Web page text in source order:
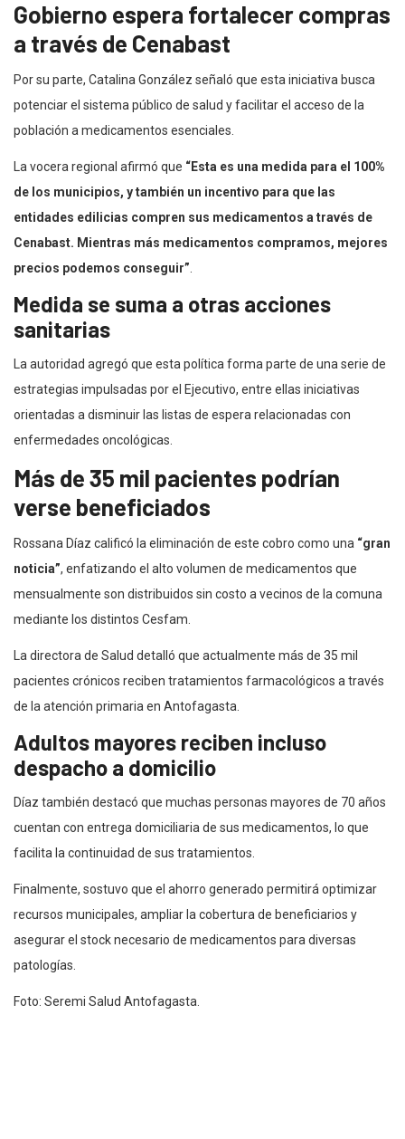
Gobierno espera fortalecer compras
a través de Cenabast
Por su parte, Catalina González señaló que esta iniciativa busca
potenciar el sistema público de salud y facilitar el acceso de la
población a medicamentos esenciales.
La vocera regional afirmó que “Esta es una medida para el 100%
de los municipios, y también un incentivo para que las
entidades edilicias compren sus medicamentos a través de
Cenabast. Mientras más medicamentos compramos, mejores
precios podemos conseguir”
Medida se suma a otras acciones
sanitarias
La autoridad agregó que esta política forma parte de una serie de
estrategias impulsadas por el Ejecutivo, entre ellas iniciativas
orientadas a disminuir las listas de espera relacionadas con
enfermedades oncológicas.
Más de 35 mil pacientes podrían
verse beneficiados
Rossana Díaz calificó la eliminación de este cobro como una “gran
noticia”, enfatizando el alto volumen de medicamentos que
mensualmente son distribuidos sin costo a vecinos de la comuna
mediante los distintos Cesfam.
La directora de Salud detalló que actualmente más de 35 mil
pacientes crónicos reciben tratamientos farmacológicos a través
de la atención primaria en Antofagasta.
Adultos mayores reciben incluso
despacho a domicilio
Díaz también destacó que muchas personas mayores de 70 años
cuentan con entrega domiciliaria de sus medicamentos, lo que
facilita la continuidad de sus tratamientos.
Finalmente, sostuvo que el ahorro generado permitirá optimizar
recursos municipales, ampliar la cobertura de beneficiarios y
asegurar el stock necesario de medicamentos para diversas
patologías.
Foto: Seremi Salud Antofagasta.